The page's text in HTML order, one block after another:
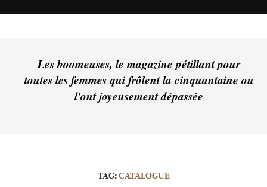
Les boomeuses, le magazine pétillant pour
toutes les femmes qui frôlent la cinquantaine ou
l'ont joyeusement dépassée
TAG:CATALOGUE